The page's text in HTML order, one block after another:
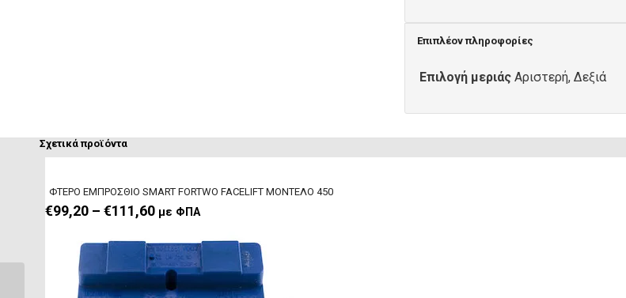
Επιπλέον πληροφορίες
Επιλογή μεριάς Αριστερή, Δεξιά
Σχετικά προϊόντα
ΦΤΕΡO ΕΜΠΡΟΣΘΙΟ SMART FORTWO FACELIFT ΜΟΝΤΕΛΟ 450
€99,20 – €111,60
Price range: €99,20 through €111,60
με ΦΠΑ
ΕΜΠΡΟΣΘΙΟ ΦΤΕΡΟ